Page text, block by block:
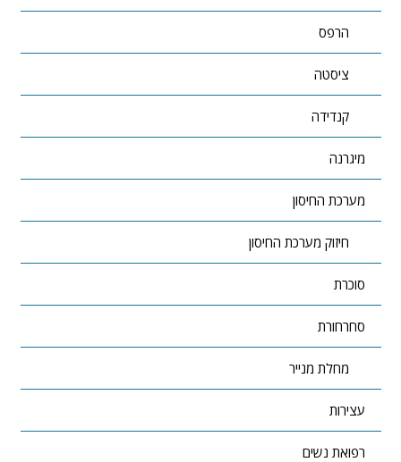
הרפס
ציסטה
קנדידה
מיגרנה
מערכת החיסון
חיזוק מערכת החיסון
סוכרת
סחרחורת
מחלת מנייר
עצירות
רפואת נשים